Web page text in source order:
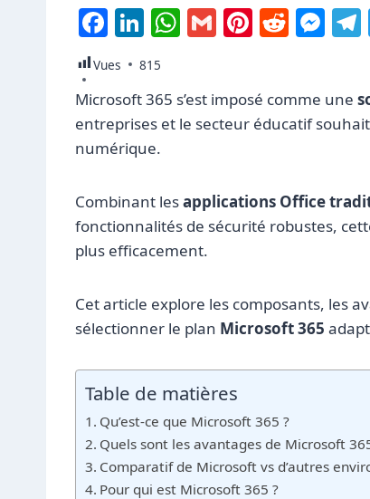
F
c
e
b
o
o
k
Li
n
k
e
dI
n
W
s
A
p
G
l
Pi
e
st
R
di
t
M
e
n
er
Vues 815
Microsoft 365 s’est imposé comme une
entreprises et le secteur éducatif
numérique.
Combinant lesapplications Office
fonctionnalités de sécurité robustes,
plus efficacement.
Cet article explore les composants, les
sélectionner le plan Microsoft 365
Table de matières
Qu’est-ce que Microsoft 365 ?
Quels sont les avantages de Microsoft
Comparatif de Microsoft vs d’autres
Pour qui est Microsoft 365 ?